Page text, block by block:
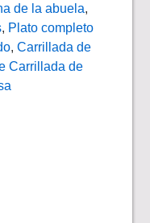
de la abuela,
, Plato completo
, Carrillada de
Carrillada de